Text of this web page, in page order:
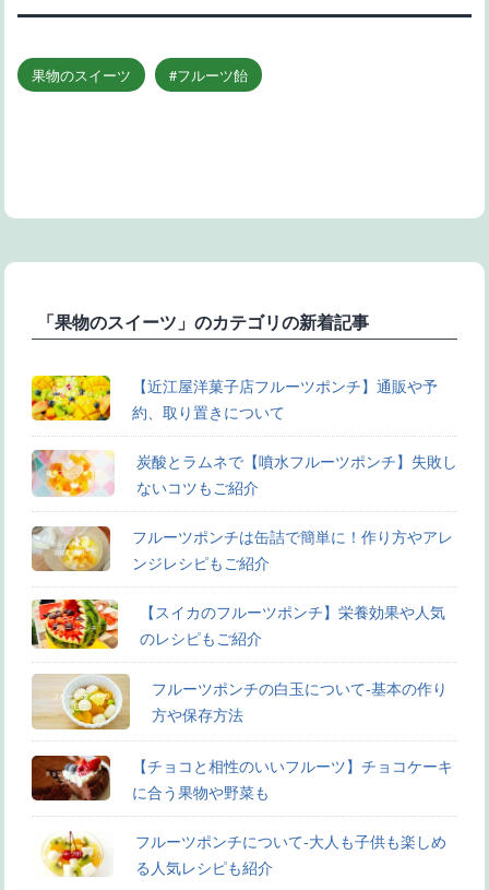
果物のスイーツ フルーツ飴
「果物のスイーツ」のカテゴリの新着記事
【近江屋洋菓子店フルーツポンチ】通販や予
約、取り置きについて
炭酸とラムネで【噴水フルーツポンチ】失敗し
ないコツもご紹介
フルーツポンチは缶詰で簡単に！作り方やアレ
ンジレシピもご紹介
【スイカのフルーツポンチ】栄養効果や人気
のレシピもご紹介
フルーツポンチの白玉について-基本の作り
方や保存方法
【チョコと相性のいいフルーツ】チョコケーキ
に合う果物や野菜も
フルーツポンチについて-大人も子供も楽しめ
る人気レシピも紹介